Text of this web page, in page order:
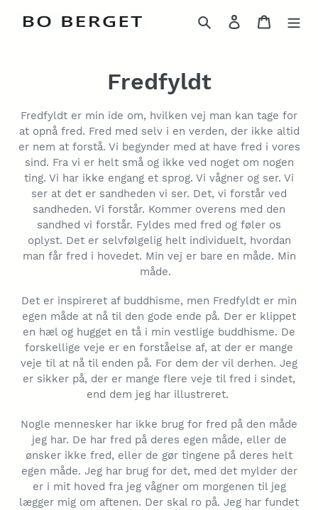
Søg Log ind
K
o
l
l
e
k
t
o
n
:
Fredfyldt
Fredfyldt er min ide om, hvilken vej man kan tage for
at opnå fred. Fred med selv i en verden, der ikke altid
er nem at forstå. Vi begynder med at have fred i vores
sind. Fra vi er helt små og ikke ved noget om nogen
ting. Vi har ikke engang et sprog. Vi vågner og ser. Vi
ser at det er sandheden vi ser. Det, vi forstår ved
sandheden. Vi forstår. Kommer overens med den
sandhed vi forstår. Fyldes med fred og føler os
oplyst. Det er selvfølgelig helt individuelt, hvordan
man får fred i hovedet. Min vej er bare en måde. Min
måde.
Det er inspireret af buddhisme, men Fredfyldt er min
egen måde at nå til den gode ende på. Der er klippet
en hæl og hugget en tå i min vestlige buddhisme. De
forskellige veje er en forståelse af, at der er mange
veje til at nå til enden på. For dem der vil derhen. Jeg
er sikker på, der er mange flere veje til fred i sindet,
end dem jeg har illustreret.
Nogle mennesker har ikke brug for fred på den måde
jeg har. De har fred på deres egen måde, eller de
ønsker ikke fred, eller de gør tingene på deres helt
egen måde. Jeg har brug for det, med det mylder der
er i mit hoved fra jeg vågner om morgenen til jeg
lægger mig om aftenen. Der skal ro på. Jeg har fundet